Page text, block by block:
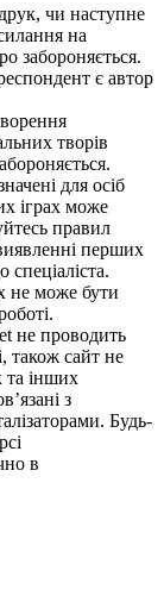
чи наступне
на
забороняється.
є автор
творів
для осіб
іграх може
правил
перших
спеціаліста.
не може бути
не проводить
також сайт не
та інших
з
Будь-
в